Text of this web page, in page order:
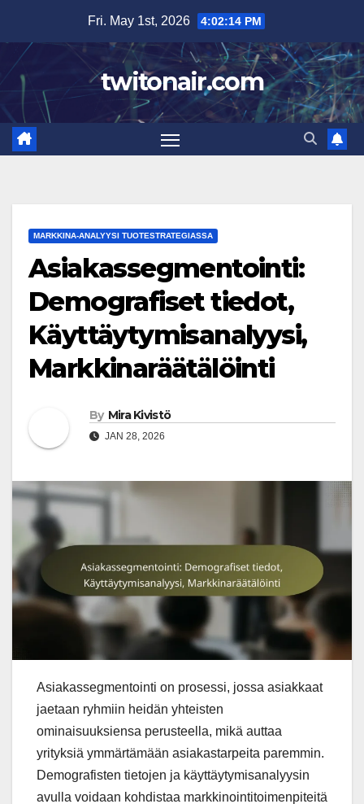
content
Fri. May 1st, 2026 4:02:15 PM
twitonair.com
MARKKINA-ANALYYSI TUOTESTRATEGIASSA
Asiakassegmentointi:
Demografiset tiedot,
Käyttäytymisanalyysi,
Markkinaräätälöinti
By Mira Kivistö
JAN 28, 2026
Asiakassegmentointi on prosessi, jossa asiakkaat
jaetaan ryhmiin heidän yhteisten
ominaisuuksiensa perusteella, mikä auttaa
yrityksiä ymmärtämään asiakastarpeita paremmin.
Demografisten tietojen ja käyttäytymisanalyysin
avulla voidaan kohdistaa markkinointitoimenpiteitä